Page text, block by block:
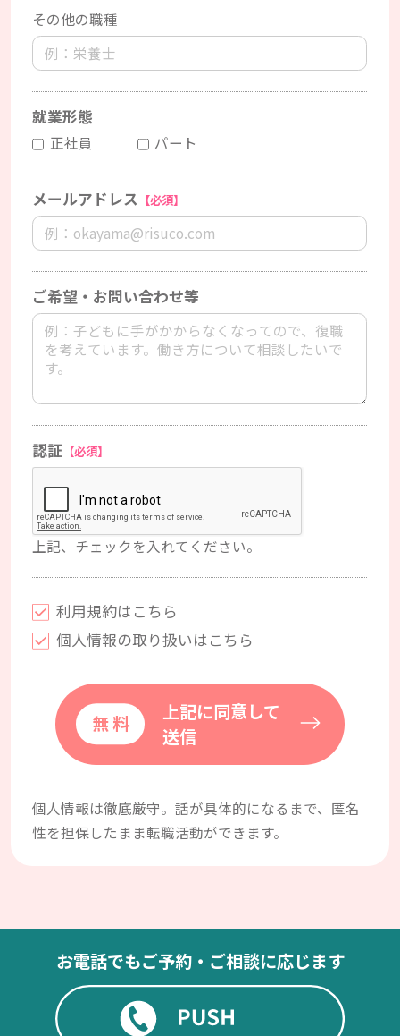
その他の職種
就業形態
正社員 パート
メールアドレス 【必須】
ご希望・お問い合わせ等
認証 【必須】
上記、チェックを入れてください。
利用規約はこちら
個人情報の取り扱いはこちら
上記に同意して
送信
個人情報は徹底厳守。話が具体的になるまで、匿名
性を担保したまま転職活動ができます。
お電話でもご予約・ご相談に応じます